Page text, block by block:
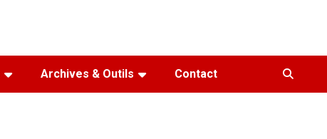
Archives & Outils Contact